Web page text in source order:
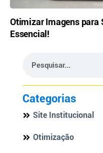
Otimizar Imagens para
Essencial!
Categorias
Site Institucional
Otimização